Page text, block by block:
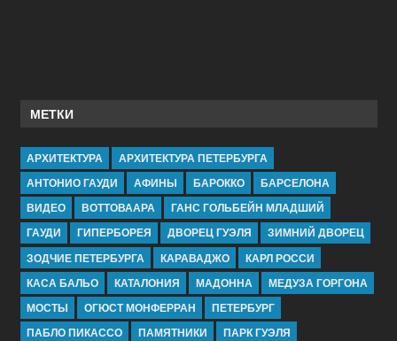
МЕТКИ
АРХИТЕКТУРА
АРХИТЕКТУРА ПЕТЕРБУРГА
АНТОНИО ГАУДИ
АФИНЫ БАРОККО
БАРСЕЛОНА
ВИДЕО
ВОТТОВААРА
ГАНС ГОЛЬБЕЙН МЛАДШИЙ
ГАУДИ
ГИПЕРБОРЕЯ ДВОРЕЦ ГУЭЛЯ
ЗИМНИЙ ДВОРЕЦ
ЗОДЧИЕ ПЕТЕРБУРГА
КАРАВАДЖО
КАРЛ РОССИ
КАСА БАЛЬО
КАТАЛОНИЯ МАДОННА
МЕДУЗА ГОРГОНА
МОСТЫ
ОГЮСТ МОНФЕРРАН
ПЕТЕРБУРГ
ПАБЛО ПИКАССО
ПАМЯТНИКИ
ПАРК ГУЭЛЯ